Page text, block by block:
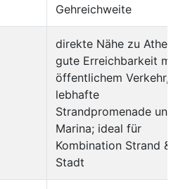
Gehreichweite
direkte Nähe zu Athen,
gute Erreichbarkeit mit
öffentlichem Verkehr,
lebhafte
Strandpromenade und
Marina; ideal für
Kombination Strand &
Stadt